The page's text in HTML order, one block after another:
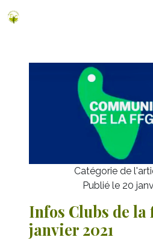
Catégorie de
Publié le 20
Infos Clubs de la
janvier 2021